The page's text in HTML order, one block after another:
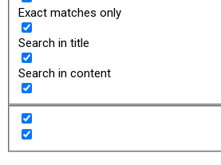
Exact matches only
Search in title
Search in content